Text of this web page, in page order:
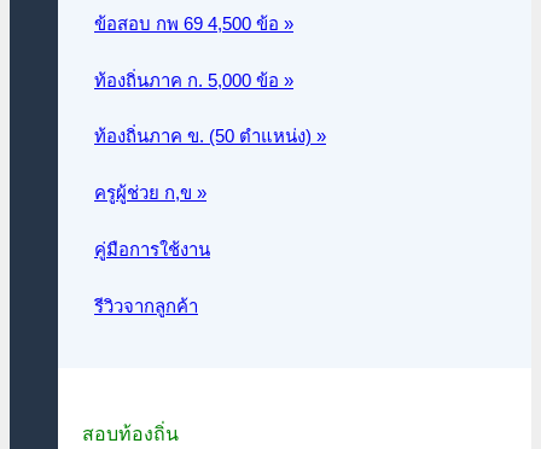
ข้อสอบ กพ 69 4,500 ข้อ »
ท้องถิ่นภาค ก. 5,000 ข้อ »
ท้องถิ่นภาค ข. (50 ตำแหน่ง) »
ครูผู้ช่วย ก,ข »
คู่มือการใช้งาน
รีวิวจากลูกค้า
สอบท้องถิ่น